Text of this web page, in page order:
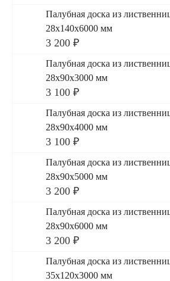
Палубная доска из
28x140x6000 мм
3 200 ₽
Палубная доска из
28x90x3000 мм
3 100 ₽
Палубная доска из
28x90x4000 мм
3 100 ₽
Палубная доска из
28x90x5000 мм
3 200 ₽
Палубная доска из
28x90x6000 мм
3 200 ₽
Палубная доска из
35x120x3000 мм